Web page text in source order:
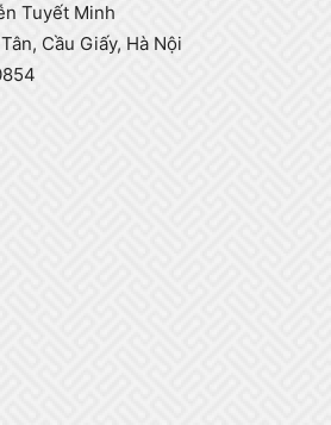
Tuyết Minh
Cầu Giấy, Hà Nội